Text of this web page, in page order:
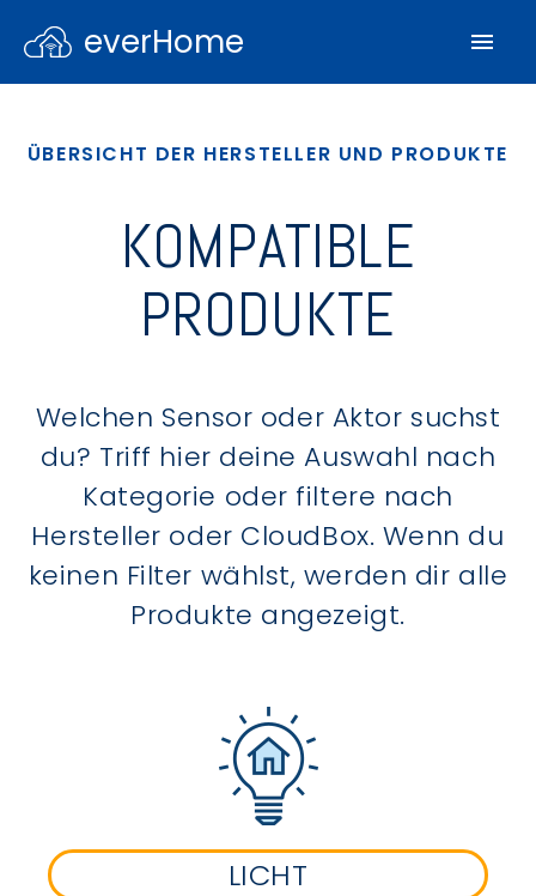
everHome
ÜBERSICHT DER HERSTELLER UND PRODUKTE
KOMPATIBLE
PRODUKTE
Welchen Sensor oder Aktor suchst
du? Triff hier deine Auswahl nach
Kategorie oder filtere nach
Hersteller oder CloudBox. Wenn du
keinen Filter wählst, werden dir alle
Produkte angezeigt.
LICHT